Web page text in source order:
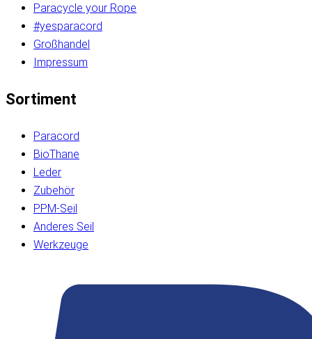
Paracycle your Rope
#yesparacord
Großhandel
Impressum
Sortiment
Paracord
BioThane
Leder
Zubehör
PPM-Seil
Anderes Seil
Werkzeuge